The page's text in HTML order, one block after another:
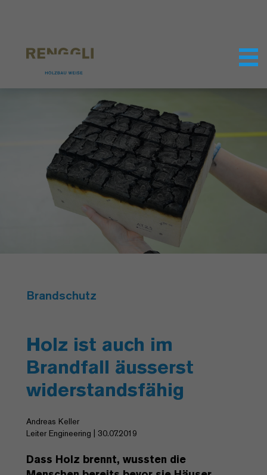
Brandschutz
Holz ist auch im
Brandfall äusserst
widerstandsfähig
Andreas Keller
Leiter Engineering | 30.07.2019
Dass Holz brennt, wussten die